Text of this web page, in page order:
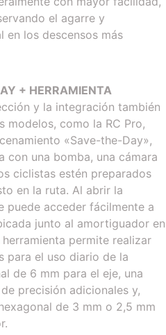
el agarre y
en los descensos más
+ HERRAMIENTA
y la integración también
modelos, como la RC Pro,
«Save-the-Day»,
con una bomba, una cámara
ciclistas estén preparados
en la ruta. Al abrir la
puede acceder fácilmente a
junto al amortiguador en
permite realizar
para el uso diario de la
de 6 mm para el eje, una
precisión adicionales y,
de 3 mm o 2,5 mm